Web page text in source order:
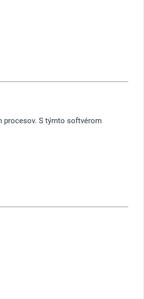
procesov. S týmto softvérom